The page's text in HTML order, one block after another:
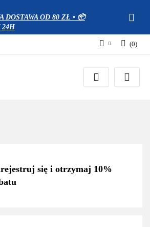
DOSTAWA OD 80 ZŁ • 📦
24H
Zaloguj się
Zarejestruj się
(0)
się i otrzymaj 10%